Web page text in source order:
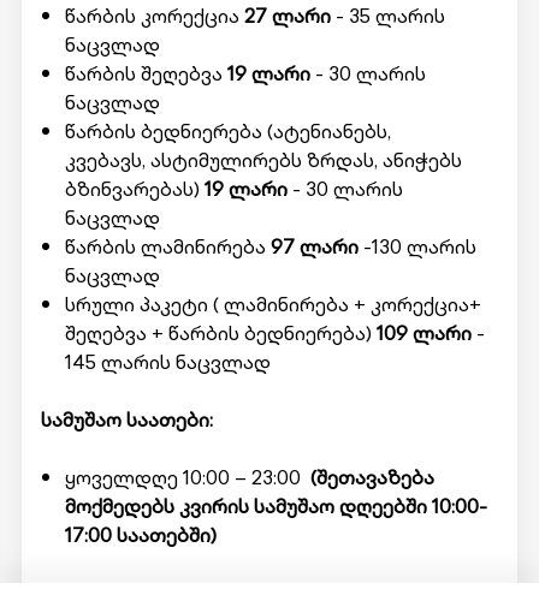
წარბის კორექცია 27 ლარი- 35 ლარის
ნაცვლად
წარბის შეღებვა 19 ლარი- 30 ლარის
ნაცვლად
წარბის ბედნიერება (ატენიანებს,
კვებავს, ასტიმულირებს ზრდას, ანიჭებს
ბზინვარებას) 19 ლარი- 30 ლარის
ნაცვლად
წარბის ლამინირება 97 ლარი-130 ლარის
ნაცვლად
სრული პაკეტი ( ლამინირება + კორექცია+
შეღებვა + წარბის ბედნიერება) 109 ლარი-
145 ლარის ნაცვლად
სამუშაო საათები:
ყოველდღე 10:00 – 23:00 (შეთავაზება
მოქმედებს კვირის სამუშაო დღეებში 10:00-
17:00 საათებში)